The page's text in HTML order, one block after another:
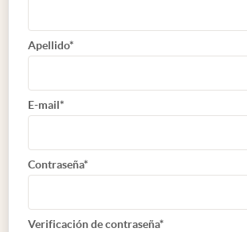
Apellido*
E-mail*
Contraseña*
Verificación de contraseña*